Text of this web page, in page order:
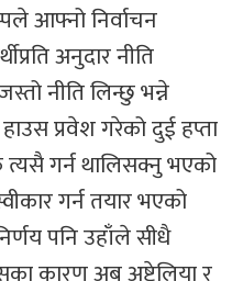
आफ्नो निर्वाचन
अनुदार नीति
नीति लिन्छु भन्ने
प्रवेश गरेको दुई हप्ता
गर्न थालिसक्नु भएको
गर्न तयार भएको
पनि उहाँले सीधै